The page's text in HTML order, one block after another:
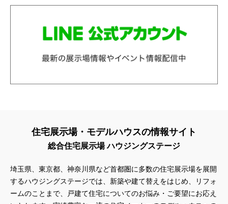
住宅展示場・モデルハウスの情報サイト
総合住宅展示場 ハウジングステージ
埼玉県、東京都、神奈川県など首都圏に多数の住宅展示場を展開
するハウジングステージでは、新築や建て替えをはじめ、リフォ
ームのことまで、戸建て住宅についてのお悩み・ご要望にお応え